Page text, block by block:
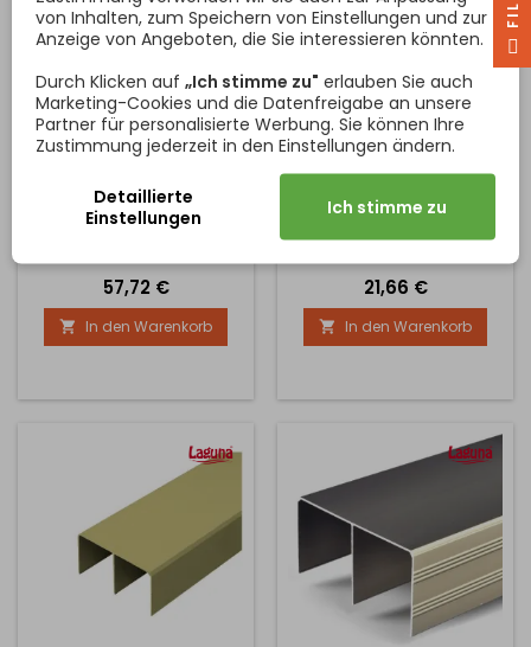
OBERE -UNTERE SCHIENE
SMART 6660 /
ALUMINIUM
Türöffnungssystem.
Verwenden Sie die Schiene
2 Längen 2 Meter und 3
Meter
Preis
57,72 €
 In den Warenkorb
OBERE EINZELSCHIENE
8740 / ALUMINIUM
Obere Schiene für
Schiebetüren an
in 4 Größen bis zu 6 Metern.
Die vollständigen
Abmessungen der Schiene
entnehmen Sie bitte von
den Bildern
Preis
21,66 €
 In den Warenkorb
von Inhalten, zum Speichern von Einstellungen und zur
Anzeige von Angeboten, die Sie interessieren könnten.
Durch Klicken auf „Ich stimme zu" erlauben Sie auch
Marketing-Cookies und die Datenfreigabe an unsere
Partner für personalisierte Werbung. Sie können Ihre
Zustimmung jederzeit in den Einstellungen ändern.
Detaillierte
Einstellungen
Ich stimme zu